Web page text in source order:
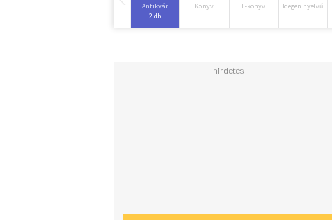
Antikvár
2 db
Könyv E-könyv Idegen nyelvű